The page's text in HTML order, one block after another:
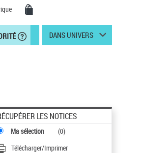
DANS UNIVERS
LES NOTICES
Ma sélection (0)
Télécharger/Imprimer